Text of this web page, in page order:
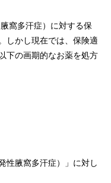
窩多汗症）に対する保
しかし現在では、保険適
下の画期的なお薬を処方
性腋窩多汗症）」に対し